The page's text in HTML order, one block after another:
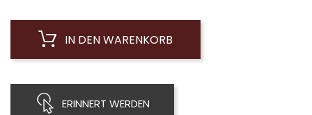
IN DEN WARENKORB
ERINNERT WERDEN